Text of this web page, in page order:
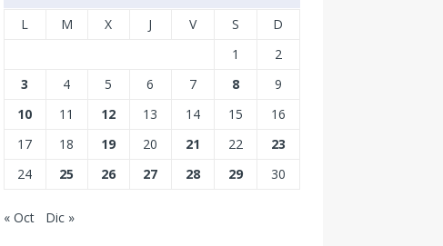
L M X J V S
D
1
2
3
4 5 6 7 8
9
10
11 12 13 14 15
16
17
18 19 20 21 22
23
24
25 26 27 28 29 30
« Oct Dic »